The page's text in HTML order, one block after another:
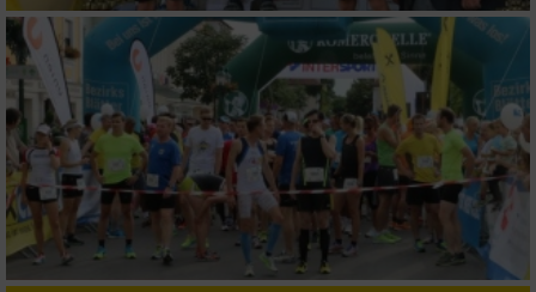
verschiedenen Quellen
Entwicklung und Verbesserung der Angebote
Verwendung reduzierter Daten zur Auswahl
von Inhalten
IAB-Besonderheiten:
Verwendung genauer Standortdaten